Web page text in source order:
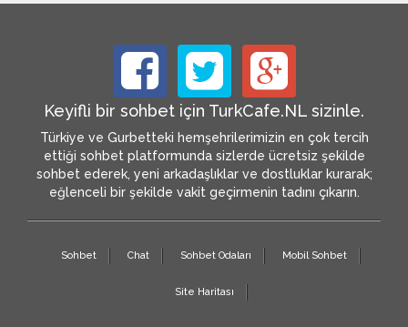
Keyifli bir sohbet için TurkCafe.NL sizinle.
Türkiye ve Gurbetteki hemşehrilerimizin en çok tercih
ettiği sohbet platformunda sizlerde ücretsiz şekilde
sohbet ederek, yeni arkadaşlıklar ve dostluklar kurarak;
eğlenceli bir şekilde vakit geçirmenin tadını çıkarın.
Sohbet Chat Sohbet Odaları Mobil Sohbet
Site Haritası